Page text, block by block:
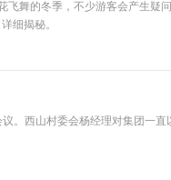
舞的冬季，不少游客会产生疑
细揭秘。
。西山村委会杨经理对集团一